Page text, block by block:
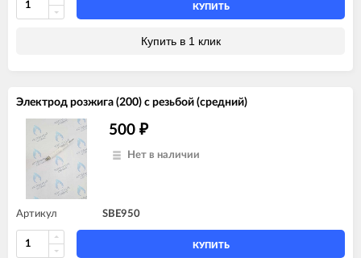
КУПИТЬ
Купить в 1 клик
Электрод розжига (200) с резьбой (средний)
500 ₽
Нет в наличии
Артикул SBE950
КУПИТЬ